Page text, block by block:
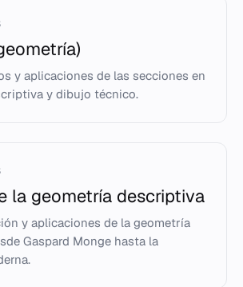
y aplicaciones de las secciones en
y dibujo técnico.
la geometría descriptiva
y aplicaciones de la geometría
Gaspard Monge hasta la